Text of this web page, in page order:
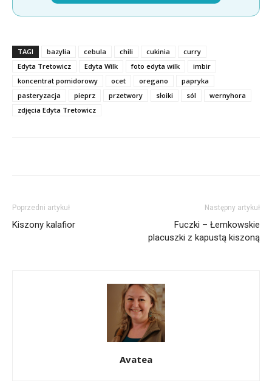
TAGI bazylia cebula chili cukinia
curry
Edyta Tretowicz
Edyta Wilk foto edyta wilk
imbir
koncentrat pomidorowy
ocet oregano
papryka
pasteryzacja
pieprz przetwory słoiki sól
wernyhora
zdjęcia Edyta Tretowicz
Poprzedni artykuł
Kiszony kalafior
Następny artykuł
Fuczki – Łemkowskie
placuszki z kapustą kiszoną
Avatea